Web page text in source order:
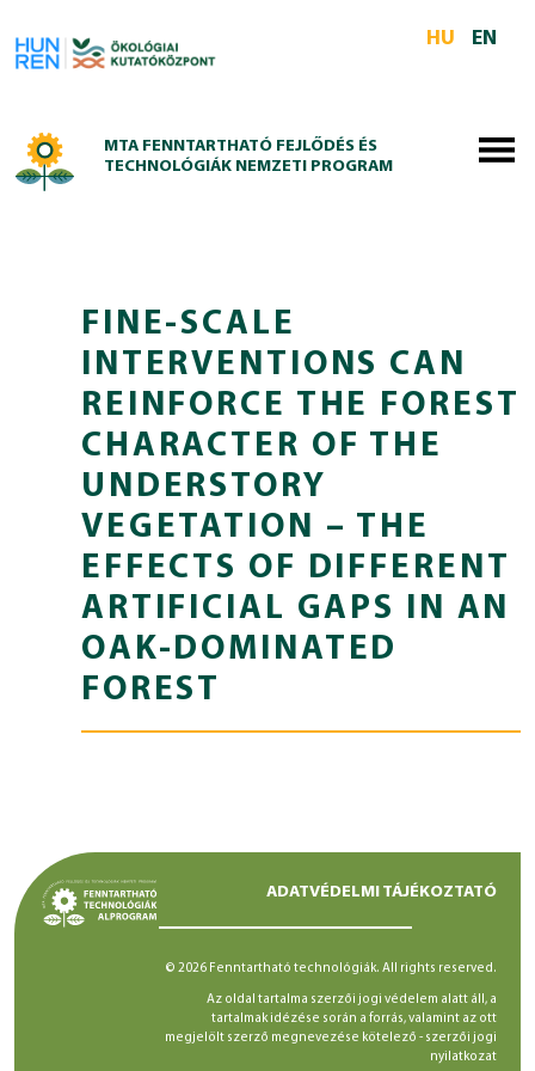
HU
EN
MTA FENNTARTHATÓ FEJLŐDÉS ÉS
TECHNOLÓGIÁK NEMZETI PROGRAM
FINE-SCALE
INTERVENTIONS CAN
REINFORCE THE FOREST
CHARACTER OF THE
UNDERSTORY
VEGETATION – THE
EFFECTS OF DIFFERENT
ARTIFICIAL GAPS IN AN
OAK-DOMINATED
FOREST
ADATVÉDELMI TÁJÉKOZTATÓ
© 2026 Fenntartható technológiák. All rights reserved.
Az oldal tartalma szerzői jogi védelem alatt áll, a
tartalmak idézése során a forrás, valamint az ott
megjelölt szerző megnevezése kötelező - szerzői jogi
nyilatkozat